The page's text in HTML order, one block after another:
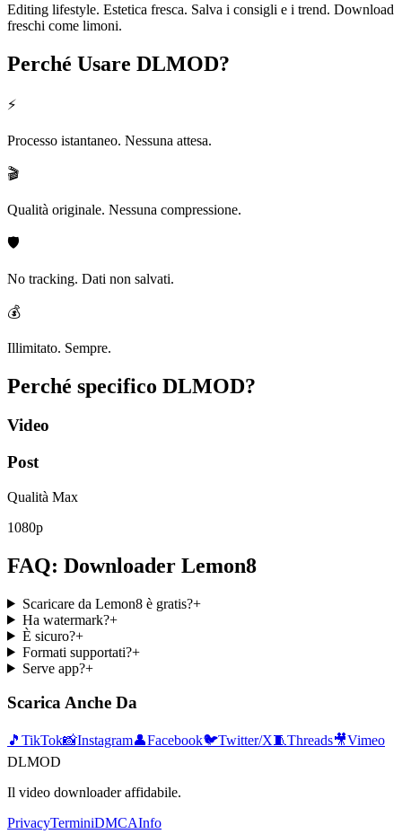
Editing lifestyle. Estetica fresca. Salva i consigli e i trend. Download
freschi come limoni.
Perché Usare DLMOD?
⚡
Processo istantaneo. Nessuna attesa.
🎬
Qualità originale. Nessuna compressione.
🛡️
No tracking. Dati non salvati.
💰
Illimitato. Sempre.
Perché specifico DLMOD?
Video
Post
Qualità Max
1080p
FAQ: Downloader Lemon8
Scaricare da Lemon8 è gratis?+
Ha watermark?+
È sicuro?+
Formati supportati?+
Serve app?+
Scarica Anche Da
🎵 TikTok📸Instagram👤Facebook🐦Twitter/X🧵Threads🎥Vimeo
DLMOD
Il video downloader affidabile.
PrivacyTerminiDMCAInfo